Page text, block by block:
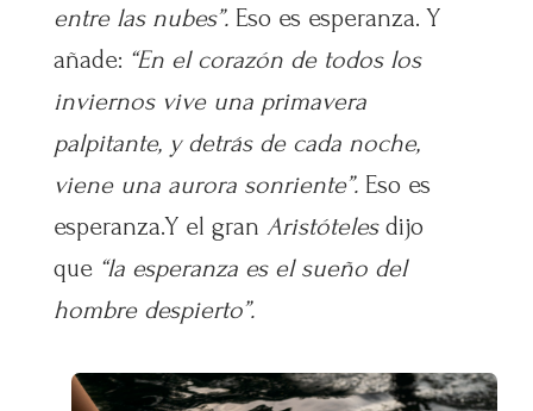
entre las nubes”.Eso es esperanza. Y
añade: “En el corazón de todos los
inviernos vive una primavera
palpitante, y detrás de cada noche,
viene una aurora sonriente”. Eso es
esperanza.Y el gran Aristótelesdijo
que “la esperanza es el sueño del
hombre despierto”.